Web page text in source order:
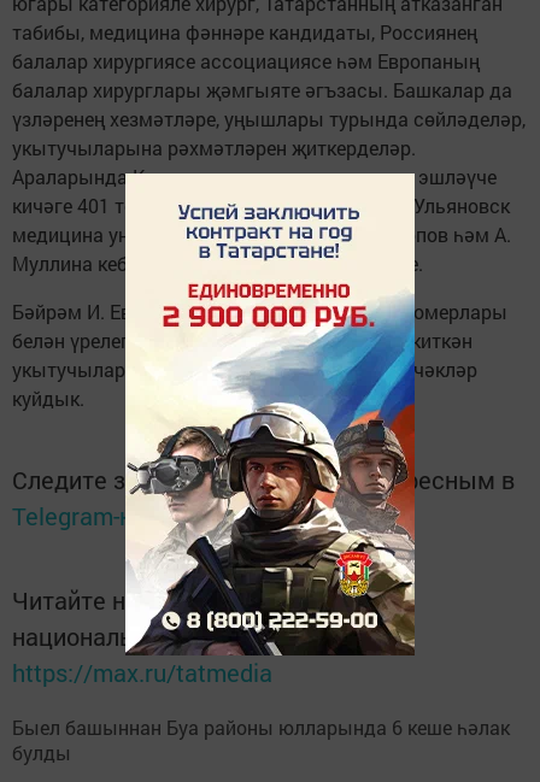
табибы, медицина фәннәре кандидаты, Россиянең
балалар хирургиясе ассоциациясе һәм Европаның
балалар хирурглары җәмгыяте әгъзасы. Башкалар да
үзләренең хезмәтләре, уңышлары турында сөйләделәр,
укытучыларына рәхмәтләрен җиткерделәр.
Араларында Казанда төрле дәваханәләрдә эшләүче
кичәге 401 төркем студентларының, Казан, Ульяновск
медицина университетларында укучы Р. Әюпов һәм А.
Муллина кебек яшьләрнең дә булуы күңелле.
Бәйрәм И. Евдокимова әзерләгән концерт номерлары
белән үрелеп барды. Соңыннан арабыздан киткән
укытучыларны искә алдык, каберләренә чәчәкләр
куйдык.
Следите за самым важным и интересным в
Telegram-каналеТатмедиа
Читайте новости Татарстана в
национальном мессенджере MАХ:
https://max.ru/tatmedia
Быел башыннан Буа районы юлларында 6 кеше һәлак
булды